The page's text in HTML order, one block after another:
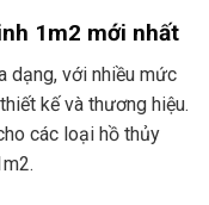
1m2 mới nhất
dạng, với nhiều mức
kế và thương hiệu.
các loại hồ thủy